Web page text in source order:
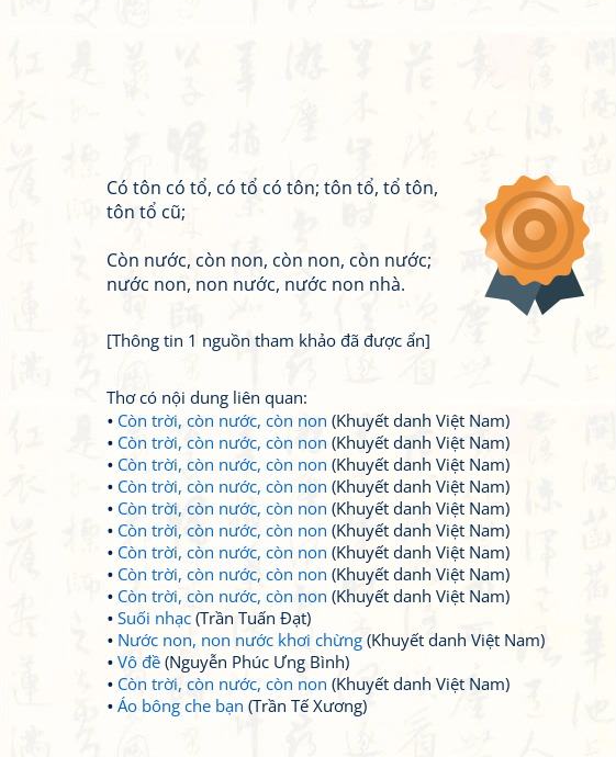
Có tôn có tổ, có tổ có tôn; tôn tổ, tổ tôn,
tôn tổ cũ;
Còn nước, còn non, còn non, còn nước;
nước non, non nước, nước non nhà.
[Thông tin 1 nguồn tham khảo đã được ẩn]
Thơ có nội dung liên quan:
Còn trời, còn nước, còn non (Khuyết danh Việt Nam)
Còn trời, còn nước, còn non (Khuyết danh Việt Nam)
Còn trời, còn nước, còn non (Khuyết danh Việt Nam)
Còn trời, còn nước, còn non (Khuyết danh Việt Nam)
Còn trời, còn nước, còn non (Khuyết danh Việt Nam)
Còn trời, còn nước, còn non (Khuyết danh Việt Nam)
Còn trời, còn nước, còn non (Khuyết danh Việt Nam)
Còn trời, còn nước, còn non (Khuyết danh Việt Nam)
Còn trời, còn nước, còn non (Khuyết danh Việt Nam)
Suối nhạc (Trần Tuấn Đạt)
Nước non, non nước khơi chừng (Khuyết danh Việt Nam)
Vô đề (Nguyễn Phúc Ưng Bình)
Còn trời, còn nước, còn non (Khuyết danh Việt Nam)
Áo bông che bạn (Trần Tế Xương)